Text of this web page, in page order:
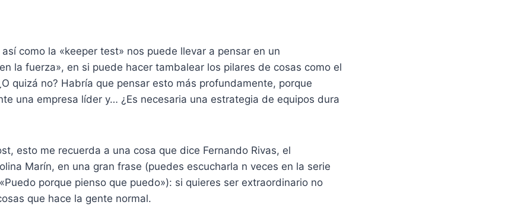
como la «keeper test» nos puede llevar a pensar en un
la fuerza», en si puede hacer tambalear los pilares de cosas como el
quizá no? Habría que pensar esto más profundamente, porque
una empresa líder y… ¿Es necesaria una estrategia de equipos dura
esto me recuerda a una cosa que dice Fernando Rivas, el
Marín, en una gran frase (puedes escucharla n veces en la serie
porque pienso que puedo»): si quieres ser extraordinario no
que hace la gente normal.